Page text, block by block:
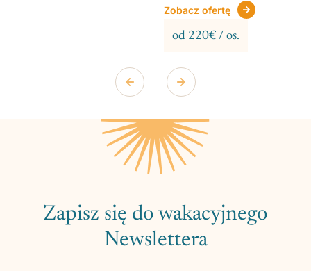
Zobacz ofertę
od 220€ / os.
Zapisz się do wakacyjnego
Newslettera